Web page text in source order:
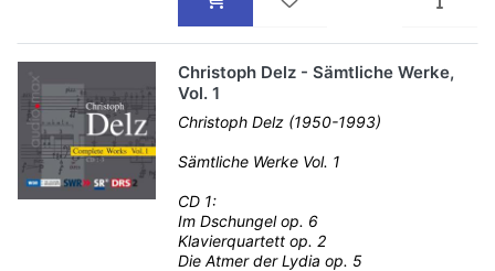
Christoph Delz - Sämtliche Werke,
Vol. 1
Christoph Delz (1950-1993)
Sämtliche Werke Vol. 1
CD 1:
Im Dschungel op. 6
Klavierquartett op. 2
Die Atmer der Lydia op. 5